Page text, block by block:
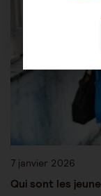
7 janvier 2026
Qui sont les